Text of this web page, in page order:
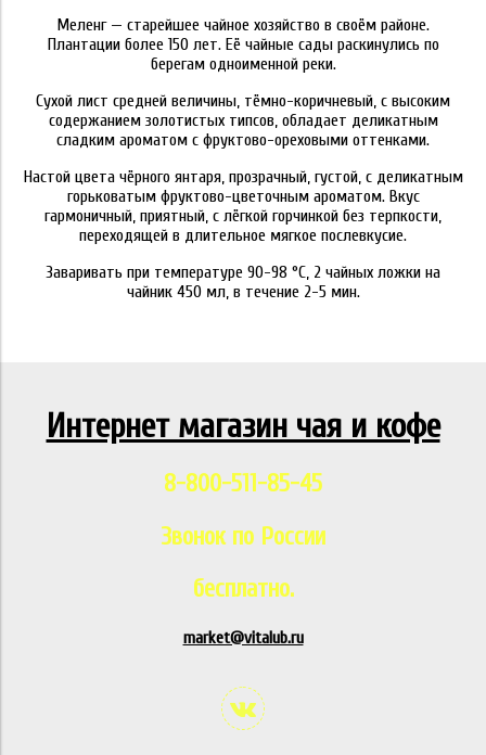
Меленг — старейшее чайное хозяйство в своём районе.
Плантации более 150 лет. Её чайные сады раскинулись по
берегам одноименной реки.
Сухой лист средней величины, тёмно-коричневый, с высоким
содержанием золотистых типсов, обладает деликатным
сладким ароматом с фруктово-ореховыми оттенками.
Настой цвета чёрного янтаря, прозрачный, густой, с деликатным
горьковатым фруктово-цветочным ароматом. Вкус
гармоничный, приятный, с лёгкой горчинкой без терпкости,
переходящей в длительное мягкое послевкусие.
Заваривать при температуре 90-98 °C, 2 чайных ложки на
чайник 450 мл, в течение 2-5 мин.
Интернет магазин чая и кофе
8-800-511-85-45
Звонок по России
бесплатно.
market@vitalub.ru